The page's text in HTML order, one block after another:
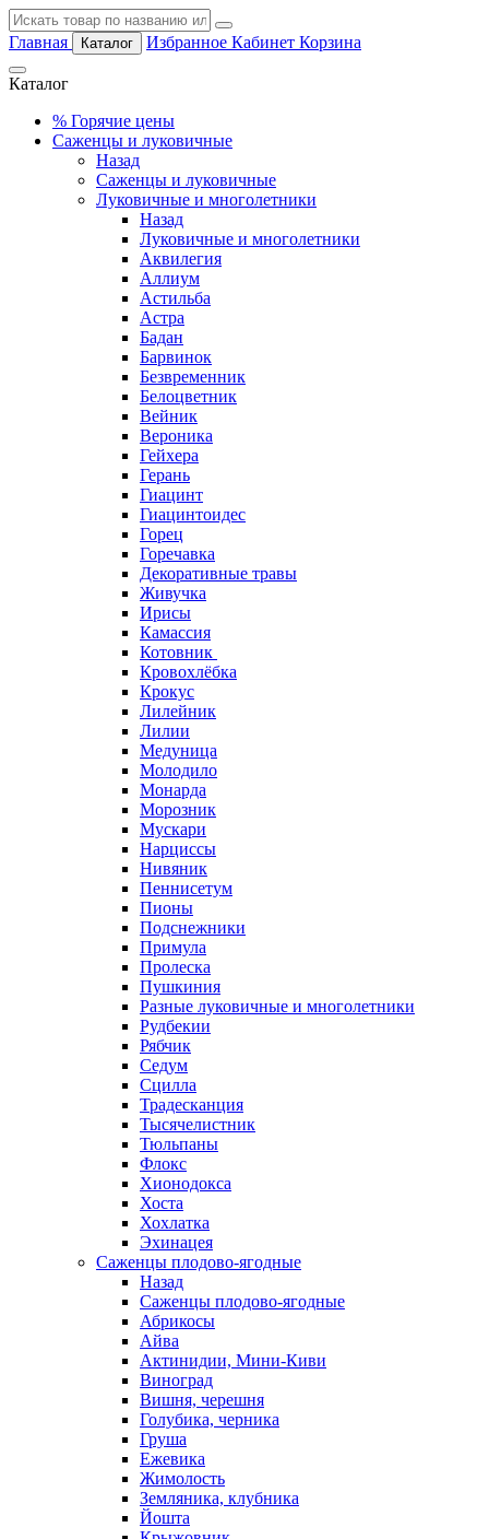
Главная Каталог Избранное Кабинет Корзина
Каталог
% Горячие цены
Саженцы и луковичные
Назад
Саженцы и луковичные
Луковичные и многолетники
Назад
Луковичные и многолетники
Аквилегия
Аллиум
Астильба
Астра
Бадан
Барвинок
Безвременник
Белоцветник
Вейник
Вероника
Гейхера
Герань
Гиацинт
Гиацинтоидес
Горец
Горечавка
Декоративные травы
Живучка
Ирисы
Камассия
Котовник
Кровохлёбка
Крокус
Лилейник
Лилии
Медуница
Молодило
Монарда
Морозник
Мускари
Нарциссы
Нивяник
Пеннисетум
Пионы
Подснежники
Примула
Пролеска
Пушкиния
Разные луковичные и многолетники
Рудбекии
Рябчик
Седум
Сцилла
Традесканция
Тысячелистник
Тюльпаны
Флокс
Хионодокса
Хоста
Хохлатка
Эхинацея
Саженцы плодово-ягодные
Назад
Саженцы плодово-ягодные
Абрикосы
Айва
Актинидии, Мини-Киви
Виноград
Вишня, черешня
Голубика, черника
Груша
Ежевика
Жимолость
Земляника, клубника
Йошта